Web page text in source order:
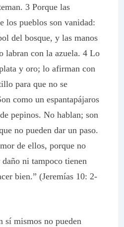
3 Porque las
los pueblos son vanidad:
del bosque, y las manos
labran con la azuela. 4 Lo
y oro; lo afirman con
para que no se
como un espantapájaros
pepinos. No hablan; son
no pueden dar un paso.
de ellos, porque no
daño ni tampoco tienen
bien.” (Jeremías 10: 2-
sí mismos no pueden